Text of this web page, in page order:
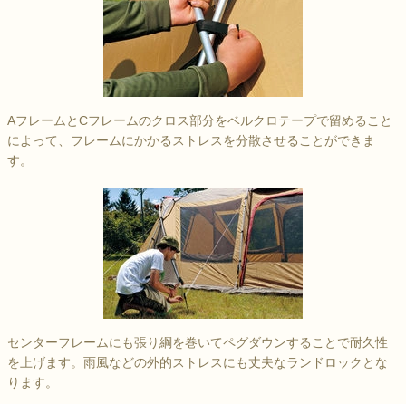
AフレームとCフレームのクロス部分をベルクロテープで留めること
によって、フレームにかかるストレスを分散させることができま
す。
センターフレームにも張り綱を巻いてペグダウンすることで耐久性
を上げます。雨風などの外的ストレスにも丈夫なランドロックとな
ります。